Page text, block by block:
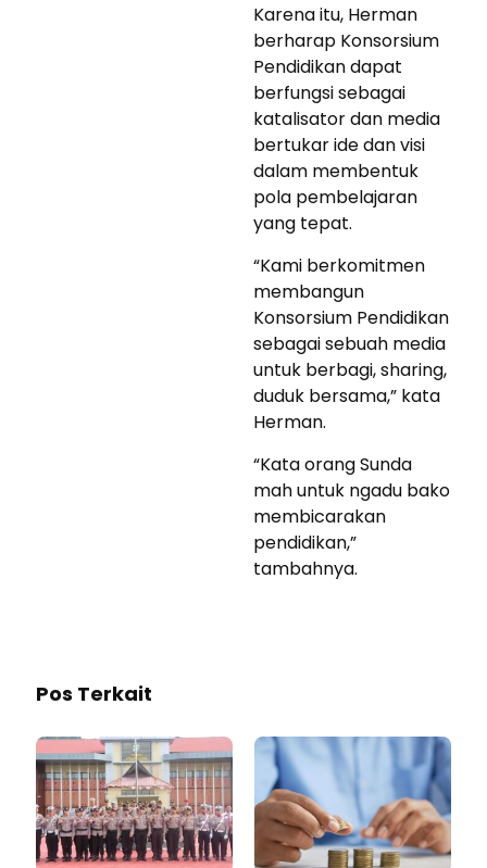
Karena itu, Herman
berharap Konsorsium
Pendidikan dapat
berfungsi sebagai
katalisator dan media
bertukar ide dan visi
dalam membentuk
pola pembelajaran
yang tepat.
“Kami berkomitmen
membangun
Konsorsium Pendidikan
sebagai sebuah media
untuk berbagi, sharing,
duduk bersama,” kata
Herman.
“Kata orang Sunda
mah untuk ngadu bako
membicarakan
pendidikan,”
tambahnya.
Pos Terkait